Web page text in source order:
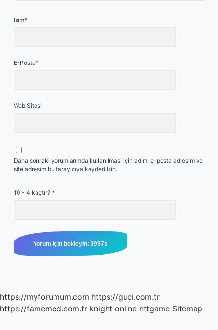
İsim*
E-Posta*
Web Sitesi
Daha sonraki yorumlarımda kullanılması için adım, e-posta adresim ve
site adresim bu tarayıcıya kaydedilsin.
10 - 4 kaçtır? *
https://myforumum.com https://guci.com.tr
https://famemed.com.tr knight online nttgame Sitemap